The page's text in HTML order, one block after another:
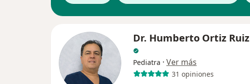
Dr. Humberto Ortiz Ruiz
Pediatra · Ver más
31 opiniones